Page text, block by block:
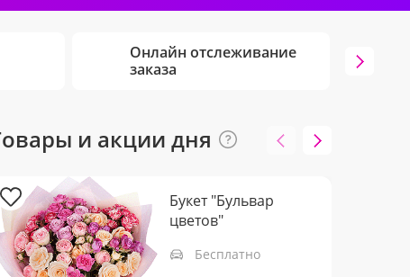
Онлайн отслеживание
заказа
и акции дня
Букет "Бульвар
цветов"
Бесплатно